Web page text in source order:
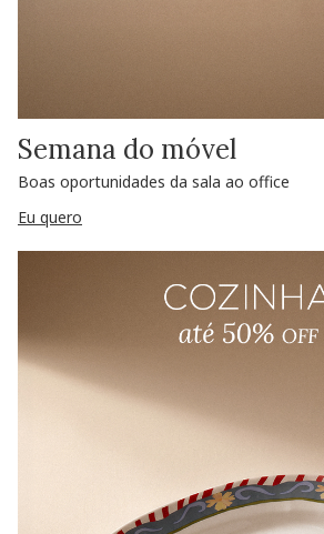
Semana do móvel
Boas oportunidades da sala ao office
Eu quero